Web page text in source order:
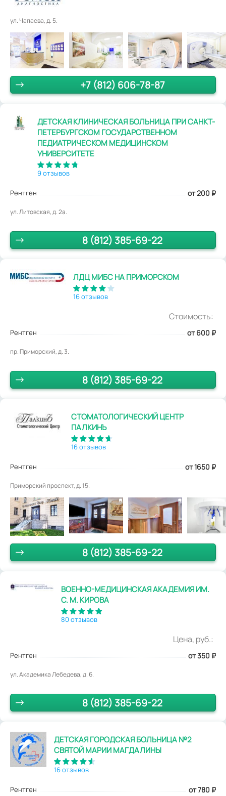
ул. Чапаева, д. 5.
+7 (812) 606-78-87
ДЕТСКАЯ КЛИНИЧЕСКАЯ БОЛЬНИЦА ПРИ САНКТ-
ПЕТЕРБУРГСКОМ ГОСУДАРСТВЕННОМ
ПЕДИАТРИЧЕСКОМ МЕДИЦИНСКОМ
УНИВЕРСИТЕТЕ
9 отзывов
Рентген от 200 ₽
ул. Литовская, д. 2а.
8 (812) 385-69-22
ЛДЦ МИБС НА ПРИМОРСКОМ
16 отзывов
Стоимость:
Рентген от 600 ₽
пр. Приморский, д. 3.
8 (812) 385-69-22
СТОМАТОЛОГИЧЕСКИЙ ЦЕНТР
ПАЛКИНЪ
16 отзывов
Рентген от 1650 ₽
Приморский проспект, д. 15.
8 (812) 385-69-22
ВОЕННО-МЕДИЦИНСКАЯ АКАДЕМИЯ ИМ.
С. М. КИРОВА
80 отзывов
Цена, руб.:
Рентген от 350 ₽
ул. Академика Лебедева, д. 6.
8 (812) 385-69-22
ДЕТСКАЯ ГОРОДСКАЯ БОЛЬНИЦА №2
СВЯТОЙ МАРИИ МАГДАЛИНЫ
16 отзывов
Рентген от 780 ₽